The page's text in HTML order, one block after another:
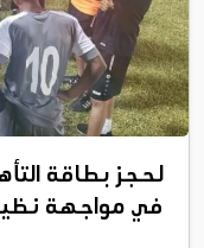
لحجز بطاقة
في مواجهة